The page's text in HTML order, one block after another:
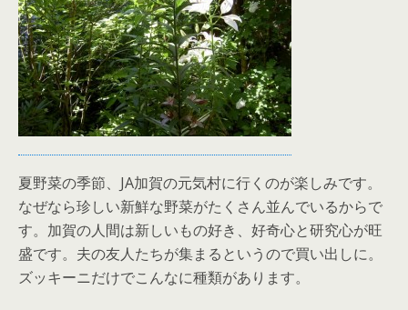
夏野菜の季節、JA加賀の元気村に行くのが楽しみです。
なぜなら珍しい新鮮な野菜がたくさん並んでいるからで
す。加賀の人間は新しいもの好き、好奇心と研究心が旺
盛です。夫の友人たちが集まるというので買い出しに。
ズッキーニだけでこんなに種類があります。